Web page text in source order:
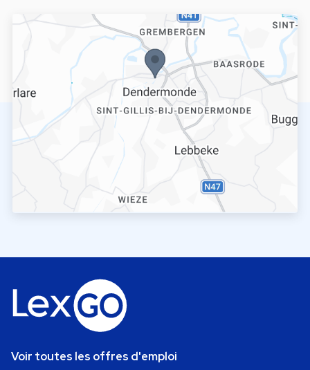
Voir toutes les offres d'emploi